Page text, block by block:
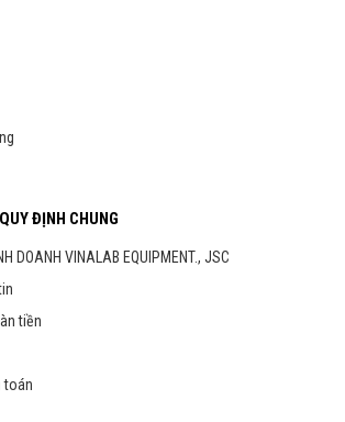
ĐỊNH CHUNG
DOANH VINALAB EQUIPMENT., JSC
tiền
toán